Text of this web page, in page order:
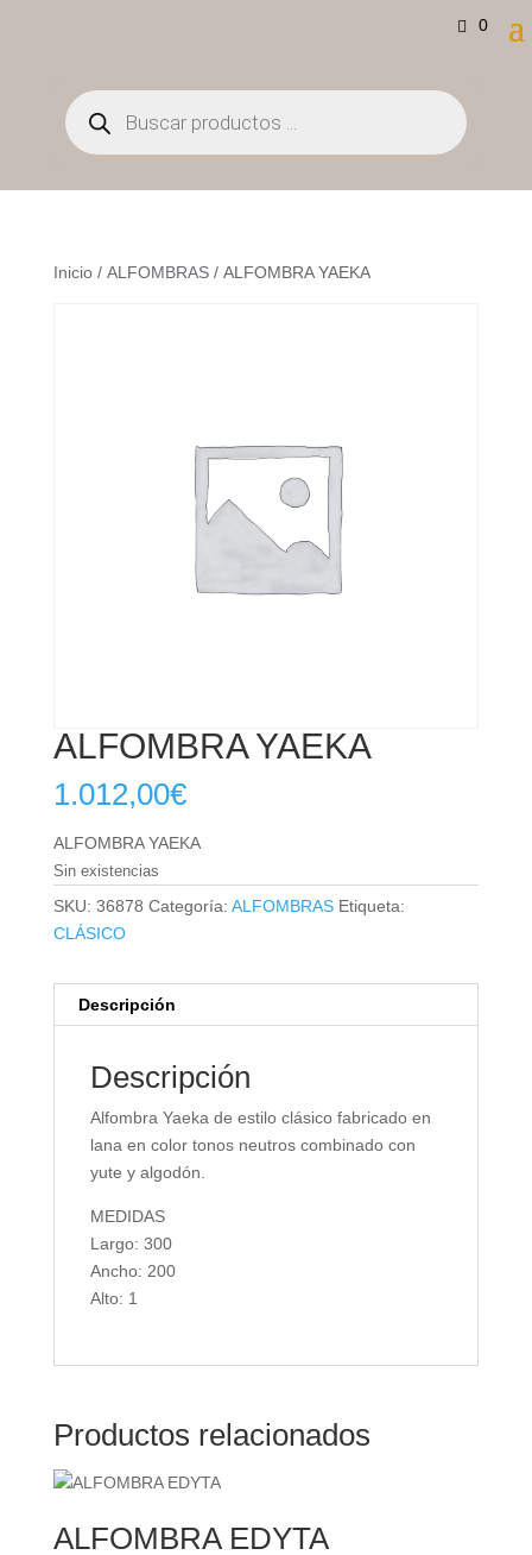
0
Búsqueda
de
productos
Inicio/ ALFOMBRAS/ ALFOMBRA YAEKA
ALFOMBRA YAEKA
1.012,00€
ALFOMBRA YAEKA
Sin existencias
SKU: 36878 Categoría: ALFOMBRAS Etiqueta:
CLÁSICO
Descripción
Descripción
Alfombra Yaeka de estilo clásico fabricado en
lana en color tonos neutros combinado con
yute y algodón.
MEDIDAS
Largo: 300
Ancho: 200
Alto: 1
Productos relacionados
ALFOMBRA EDYTA